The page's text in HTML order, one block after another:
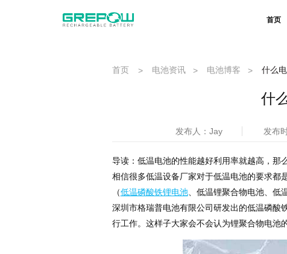
首页
首页 > 电池资讯 > 电池博客 > 什么
什
发布人：Jay 发布
导读：低温电池的性能越好利用率就越高，那
相信很多低温设备厂家对于低温电池的要求都
（低温磷酸铁锂电池、低温锂聚合物电池、低
深圳市格瑞普电池有限公司研发出的低温磷酸
行工作。这样子大家会不会认为锂聚合物电池